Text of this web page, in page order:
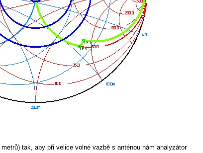
tak, aby při velice volné vazbě s anténou nám analyzátor